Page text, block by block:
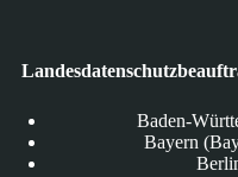
Baden-
Bayern